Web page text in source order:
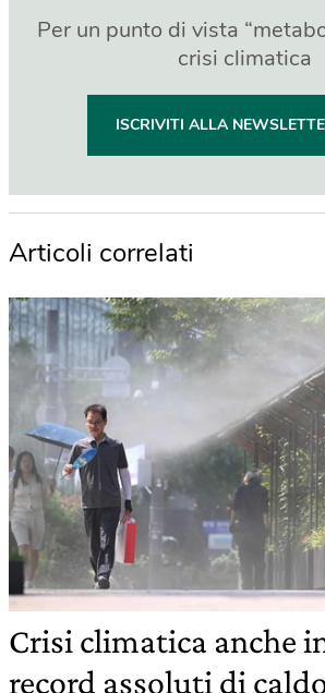
Per un punto di vista
crisi climatica
ISCRIVITI ALLA
Articoli correlati
Crisi climatica anche
record assoluti di